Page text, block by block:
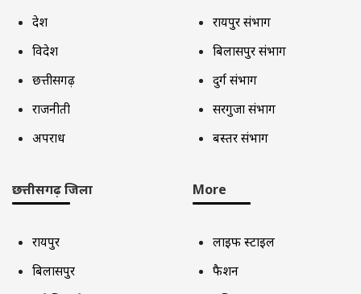
देश
विदेश
छत्तीसगढ़
राजनीती
अपराध
रायपुर संभाग
बिलासपुर संभाग
दुर्ग संभाग
सरगुजा संभाग
बस्तर संभाग
छत्तीसगढ़ जिला
रायपुर
बिलासपुर
More
लाइफ स्टाइल
फैशन